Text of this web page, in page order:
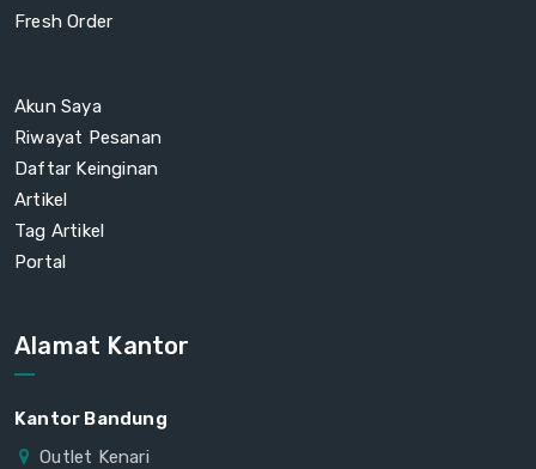
Fresh Order
Akun Saya
Riwayat Pesanan
Daftar Keinginan
Artikel
Tag Artikel
Portal
Alamat Kantor
Kantor Bandung
Outlet Kenari